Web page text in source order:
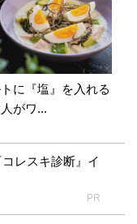
に『塩』を入れる
がワ...
コレスキ診断』イ
PR